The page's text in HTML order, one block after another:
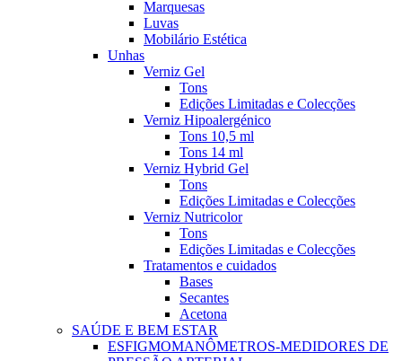
Marquesas
Luvas
Mobilário Estética
Unhas
Verniz Gel
Tons
Edições Limitadas e Colecções
Verniz Hipoalergénico
Tons 10,5 ml
Tons 14 ml
Verniz Hybrid Gel
Tons
Edições Limitadas e Colecções
Verniz Nutricolor
Tons
Edições Limitadas e Colecções
Tratamentos e cuidados
Bases
Secantes
Acetona
SAÚDE E BEM ESTAR
ESFIGMOMANÔMETROS-MEDIDORES DE